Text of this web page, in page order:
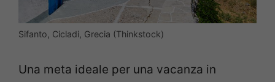
Sifanto, Cicladi, Grecia (Thinkstock)
Una meta ideale per una vacanza in